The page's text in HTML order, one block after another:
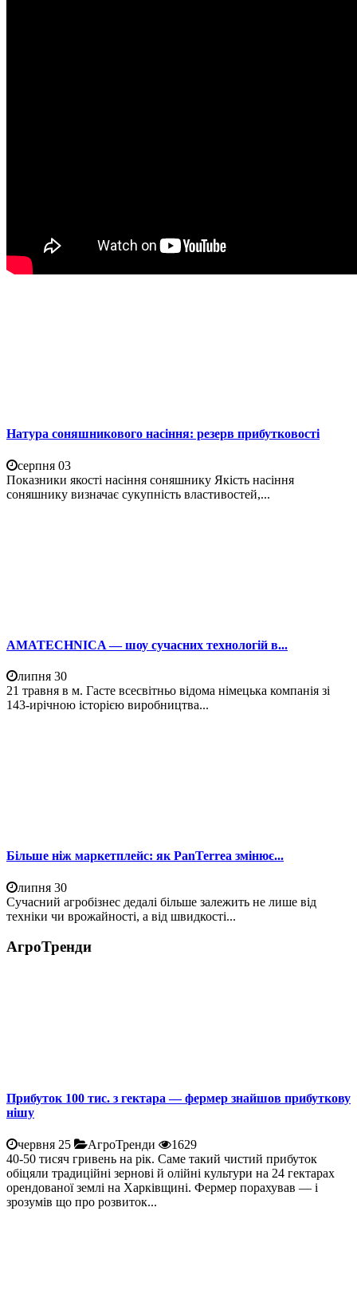
Натура соняшникового насіння: резерв прибутковості
серпня 03
Показники якості насіння соняшнику Якість насіння
соняшнику визначає сукупність властивостей,...
AMATECHNICA — шоу сучасних технологій в...
липня 30
21 травня в м. Гасте всесвітньо відома німецька компанія зі
143-ирічною історією виробництва...
Більше ніж маркетплейс: як PanTerrea змінює...
липня 30
Сучасний агробізнес дедалі більше залежить не лише від
техніки чи врожайності, а від швидкості...
АгроТренди
Прибуток 100 тис. з гектара — фермер знайшов прибуткову
нішу
червня 25 АгроТренди
1629
40-50 тисяч гривень на рік. Саме такий чистий прибуток
обіцяли традиційні зернові й олійні культури на 24 гектарах
орендованої землі на Харківщині. Фермер порахував — і
зрозумів що про розвиток...